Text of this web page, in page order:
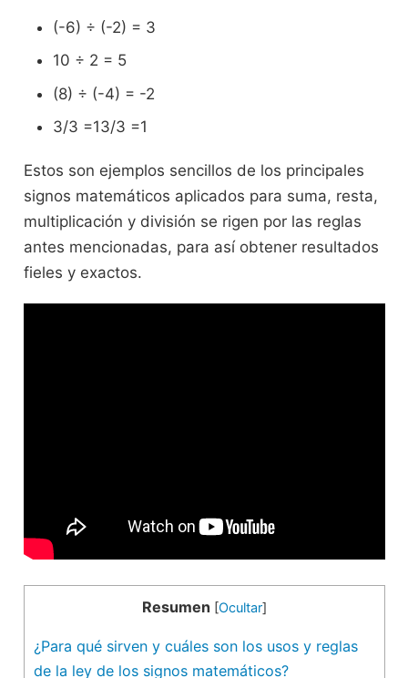
(-6) ÷ (-2) = 3
10 ÷ 2 = 5
(8) ÷ (-4) = -2
3/3 =13/3 =1
Estos son ejemplos sencillos de los principales
signos matemáticos aplicados para suma, resta,
multiplicación y división se rigen por las reglas
antes mencionadas, para así obtener resultados
fieles y exactos.
Resumen [Ocultar]
¿Para qué sirven y cuáles son los usos y reglas
de la ley de los signos matemáticos?